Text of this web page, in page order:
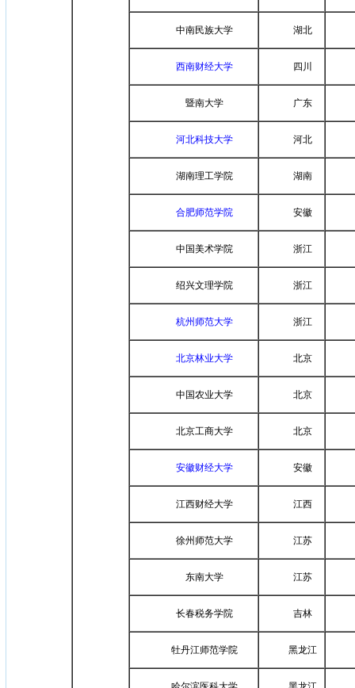
中南民族大学 湖北
西南财经大学 四川
暨南大学 广东
河北科技大学 河北
湖南理工学院 湖南
合肥师范学院 安徽
中国美术学院 浙江
绍兴文理学院 浙江
杭州师范大学 浙江
北京林业大学 北京
中国农业大学 北京
北京工商大学 北京
安徽财经大学 安徽
江西财经大学 江西
徐州师范大学 江苏
东南大学 江苏
长春税务学院 吉林
牡丹江师范学院 黑龙江